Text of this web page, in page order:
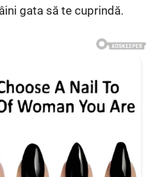
gata să te cuprindă.